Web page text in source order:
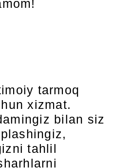
tarmoq
xizmat.
bilan siz
tahlil